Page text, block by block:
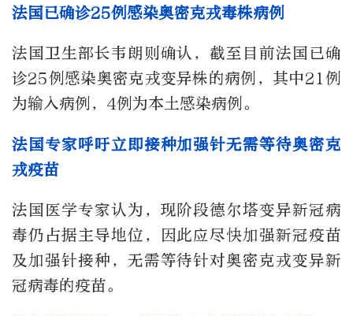
法国已确诊25例感染奥密克戎毒株病例
法国卫生部长韦朗则确认，截至目前法国已确
诊25例感染奥密克戎变异株的病例，其中21例
为输入病例，4例为本土感染病例。
法国专家呼吁立即接种加强针无需等待奥密克
戎疫苗
法国医学专家认为，现阶段德尔塔变异新冠病
毒仍占据主导地位，因此应尽快加强新冠疫苗
及加强针接种，无需等待针对奥密克戎变异新
冠病毒的疫苗。